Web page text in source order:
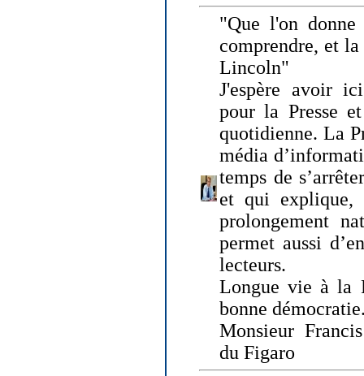
"Que l'on
comprendre, et
Lincoln"
J'espère avoir
pour la Presse
quotidienne. La
média
temps de
et qui explique,
prolongement
permet aussi
lecteurs.
Longue vie à la
bonne
Monsieur
du Figaro